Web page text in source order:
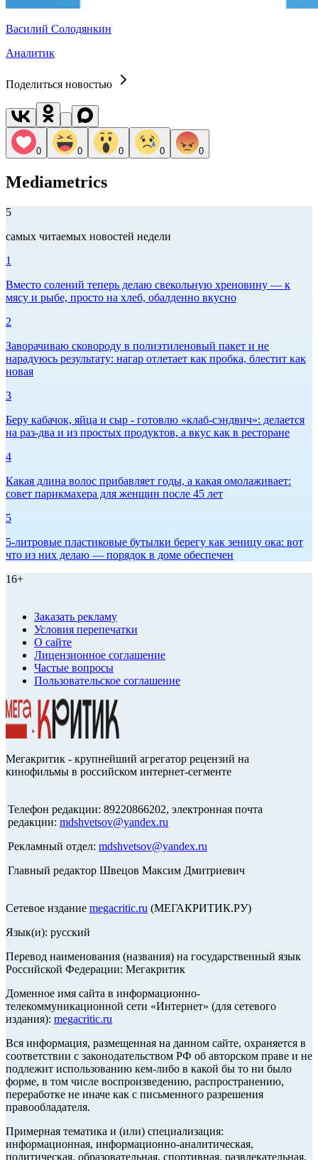
Василий Солодянкин
Аналитик
Поделиться новостью
0 0 0 0 0
Mediametrics
5
самых читаемых новостей недели
1
Вместо солений теперь делаю свекольную хреновину — к
мясу и рыбе, просто на хлеб, обалденно вкусно
2
Заворачиваю сковороду в полиэтиленовый пакет и не
нарадуюсь результату: нагар отлетает как пробка, блестит как
новая
3
Беру кабачок, яйца и сыр - готовлю «клаб-сэндвич»: делается
на раз-два и из простых продуктов, а вкус как в ресторане
4
Какая длина волос прибавляет годы, а какая омолаживает:
совет парикмахера для женщин после 45 лет
5
5-литровые пластиковые бутылки берегу как зеницу ока: вот
что из них делаю — порядок в доме обеспечен
16+
Заказать рекламу
Условия перепечатки
О сайте
Лицензионное соглашение
Частые вопросы
Пользовательское соглашение
Мегакритик - крупнейший агрегатор рецензий на
кинофильмы в российском интернет-сегменте
Телефон редакции: 89220866202, электронная почта
редакции: mdshvetsov@yandex.ru
Рекламный отдел: mdshvetsov@yandex.ru
Главный редактор Швецов Максим Дмитриевич
Сетевое издание megacritic.ru (МЕГАКРИТИК.РУ)
Язык(и): русский
Перевод наименования (названия) на государственный язык
Российской Федерации: Мегакритик
Доменное имя сайта в информационно-
телекоммуникационной сети «Интернет» (для сетевого
издания): megacritic.ru
Вся информация, размещенная на данном сайте, охраняется в
соответствии с законодательством РФ об авторском праве и не
подлежит использованию кем-либо в какой бы то ни было
форме, в том числе воспроизведению, распространению,
переработке не иначе как с письменного разрешения
правообладателя.
Примерная тематика и (или) специализация:
информационная, информационно-аналитическая,
политическая, образовательная, спортивная, развлекательная,